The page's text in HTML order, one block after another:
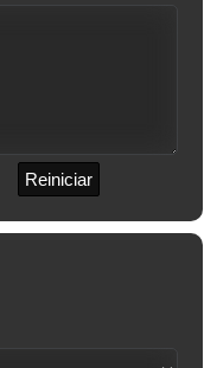
Reiniciar